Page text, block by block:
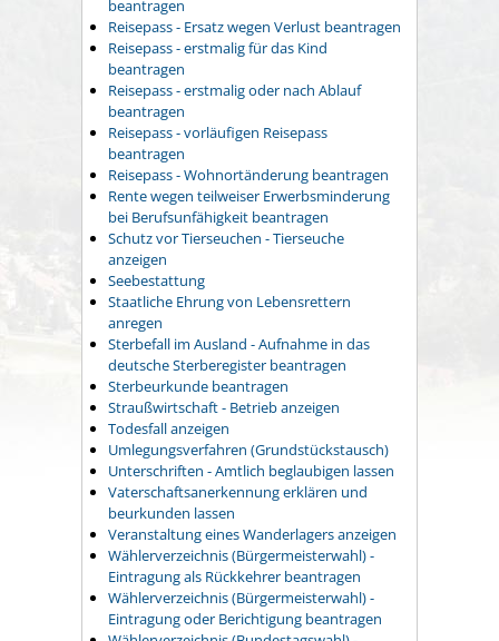
beantragen
Reisepass - Ersatz wegen Verlust beantragen
Reisepass - erstmalig für das Kind
beantragen
Reisepass - erstmalig oder nach Ablauf
beantragen
Reisepass - vorläufigen Reisepass
beantragen
Reisepass - Wohnortänderung beantragen
Rente wegen teilweiser Erwerbsminderung
bei Berufsunfähigkeit beantragen
Schutz vor Tierseuchen - Tierseuche
anzeigen
Seebestattung
Staatliche Ehrung von Lebensrettern
anregen
Sterbefall im Ausland - Aufnahme in das
deutsche Sterberegister beantragen
Sterbeurkunde beantragen
Straußwirtschaft - Betrieb anzeigen
Todesfall anzeigen
Umlegungsverfahren (Grundstückstausch)
Unterschriften - Amtlich beglaubigen lassen
Vaterschaftsanerkennung erklären und
beurkunden lassen
Veranstaltung eines Wanderlagers anzeigen
Wählerverzeichnis (Bürgermeisterwahl) -
Eintragung als Rückkehrer beantragen
Wählerverzeichnis (Bürgermeisterwahl) -
Eintragung oder Berichtigung beantragen